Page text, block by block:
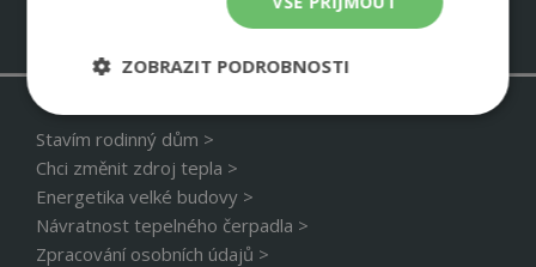
Stavím rodinný dům >
Chci změnit zdroj tepla >
Energetika velké budovy >
Návratnost tepelného čerpadla >
Zpracování osobních údajů >
ZOBRAZIT PODROBNOSTI
Nezbytně
nutné
soubory
Výkonové
Soubory
Funkční soubory